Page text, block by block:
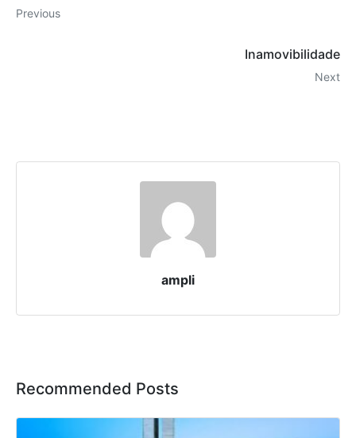
Previous
Inamovibilidade
Next
ampli
Recommended Posts